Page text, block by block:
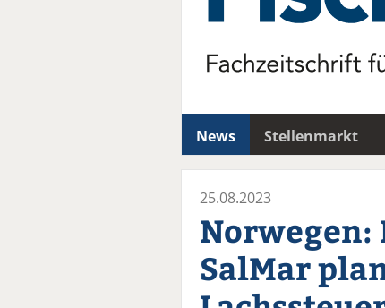
News Stellenmarkt
25.08.2023
Norwegen:
SalMar